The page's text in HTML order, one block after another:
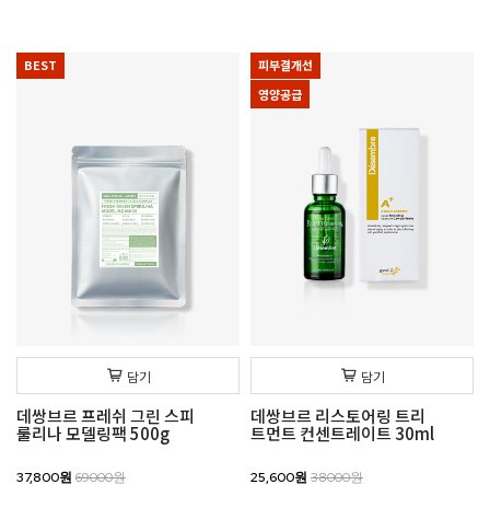
BEST
담기
데쌍브르 프레쉬 그린 스피
룰리나 모델링팩 500g
37,800원 69000원
피부결개선
영양공급
담기
데쌍브르 리스토어링 트리
트먼트 컨센트레이트 30ml
25,600원 38000원